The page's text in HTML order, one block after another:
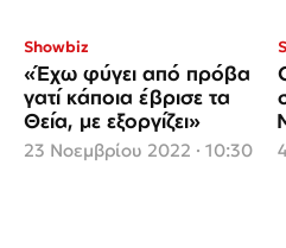
Showbiz
«Έχω φύγει από πρόβα
γατί κάποια έβρισε τα
Θεία, με εξοργίζει»
23 Νοεμβρίου 2022 · 10:30